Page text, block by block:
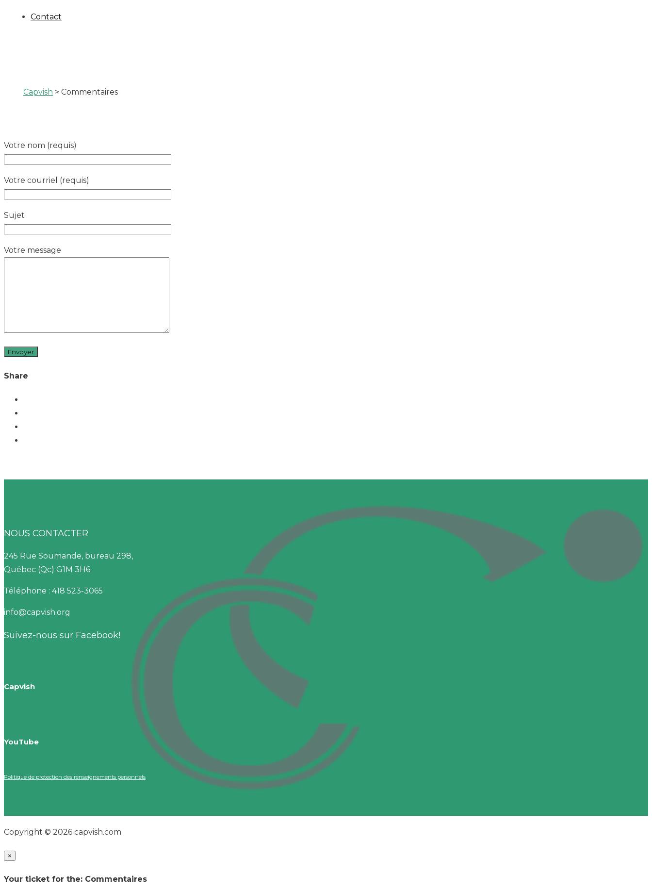
Contact
Capvish > Commentaires
Votre nom (requis)
Votre courriel (requis)
Sujet
Votre message
Share
NOUS CONTACTER
245 Rue Soumande, bureau 298,
Québec (Qc) G1M 3H6
Téléphone : 418 523-3065
info@capvish.org
Suivez-nous sur Facebook!
Capvish
YouTube
Politique de protection des renseignements personnels
Copyright © 2026 capvish.com
×
Your ticket for the: Commentaires